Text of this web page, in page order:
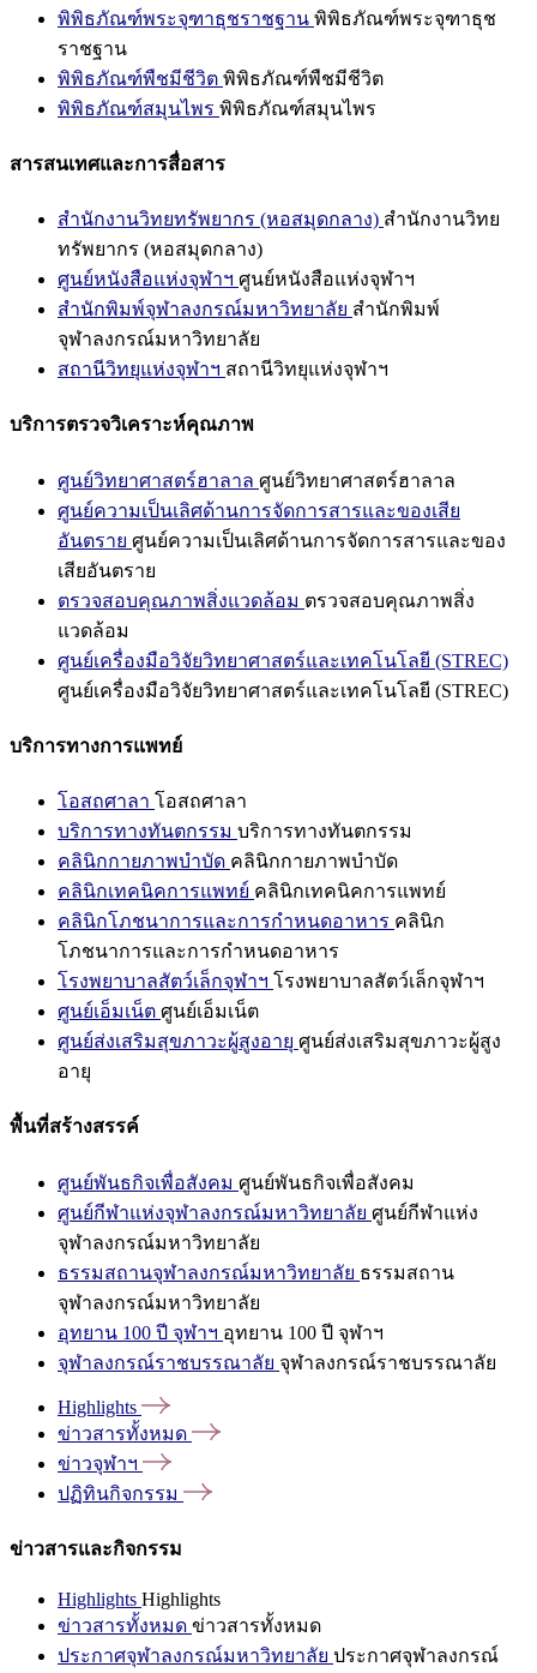
พิพิธภัณฑ์พระจุฑาธุชราชฐาน พิพิธภัณฑ์พระจุฑาธุช
ราชฐาน
พิพิธภัณฑ์พืชมีชีวิต พิพิธภัณฑ์พืชมีชีวิต
พิพิธภัณฑ์สมุนไพร พิพิธภัณฑ์สมุนไพร
สารสนเทศและการสื่อสาร
สำนักงานวิทยทรัพยากร (หอสมุดกลาง) สำนักงานวิทย
ทรัพยากร (หอสมุดกลาง)
ศูนย์หนังสือแห่งจุฬาฯ ศูนย์หนังสือแห่งจุฬาฯ
สำนักพิมพ์จุฬาลงกรณ์มหาวิทยาลัย สำนักพิมพ์
จุฬาลงกรณ์มหาวิทยาลัย
สถานีวิทยุแห่งจุฬาฯ สถานีวิทยุแห่งจุฬาฯ
บริการตรวจวิเคราะห์คุณภาพ
ศูนย์วิทยาศาสตร์ฮาลาล ศูนย์วิทยาศาสตร์ฮาลาล
ศูนย์ความเป็นเลิศด้านการจัดการสารและของเสีย
อันตราย ศูนย์ความเป็นเลิศด้านการจัดการสารและของ
เสียอันตราย
ตรวจสอบคุณภาพสิ่งแวดล้อม ตรวจสอบคุณภาพสิ่ง
แวดล้อม
ศูนย์เครื่องมือวิจัยวิทยาศาสตร์และเทคโนโลยี (STREC)
ศูนย์เครื่องมือวิจัยวิทยาศาสตร์และเทคโนโลยี (STREC)
บริการทางการแพทย์
โอสถศาลา โอสถศาลา
บริการทางทันตกรรม บริการทางทันตกรรม
คลินิกกายภาพบำบัด คลินิกกายภาพบำบัด
คลินิกเทคนิคการแพทย์ คลินิกเทคนิคการแพทย์
คลินิกโภชนาการและการกำหนดอาหาร คลินิก
โภชนาการและการกำหนดอาหาร
โรงพยาบาลสัตว์เล็กจุฬาฯ โรงพยาบาลสัตว์เล็กจุฬาฯ
ศูนย์เอ็มเน็ต ศูนย์เอ็มเน็ต
ศูนย์ส่งเสริมสุขภาวะผู้สูงอายุ ศูนย์ส่งเสริมสุขภาวะผู้สูง
อายุ
พื้นที่สร้างสรรค์
ศูนย์พันธกิจเพื่อสังคม ศูนย์พันธกิจเพื่อสังคม
ศูนย์กีฬาแห่งจุฬาลงกรณ์มหาวิทยาลัย ศูนย์กีฬาแห่ง
จุฬาลงกรณ์มหาวิทยาลัย
ธรรมสถานจุฬาลงกรณ์มหาวิทยาลัย ธรรมสถาน
จุฬาลงกรณ์มหาวิทยาลัย
อุทยาน 100 ปี จุฬาฯ อุทยาน 100 ปี จุฬาฯ
จุฬาลงกรณ์ราชบรรณาลัย จุฬาลงกรณ์ราชบรรณาลัย
Highlights
ข่าวสารทั้งหมด
ข่าวจุฬาฯ
ปฏิทินกิจกรรม
ข่าวสารและกิจกรรม
Highlights Highlights
ข่าวสารทั้งหมด ข่าวสารทั้งหมด
ประกาศจุฬาลงกรณ์มหาวิทยาลัย ประกาศจุฬาลงกรณ์